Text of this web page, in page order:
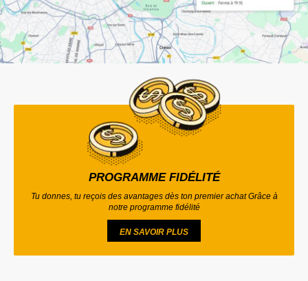
PROGRAMME FIDÉLITÉ
Tu donnes, tu reçois des avantages dès ton premier achat Grâce à
notre programme fidélité
EN SAVOIR PLUS